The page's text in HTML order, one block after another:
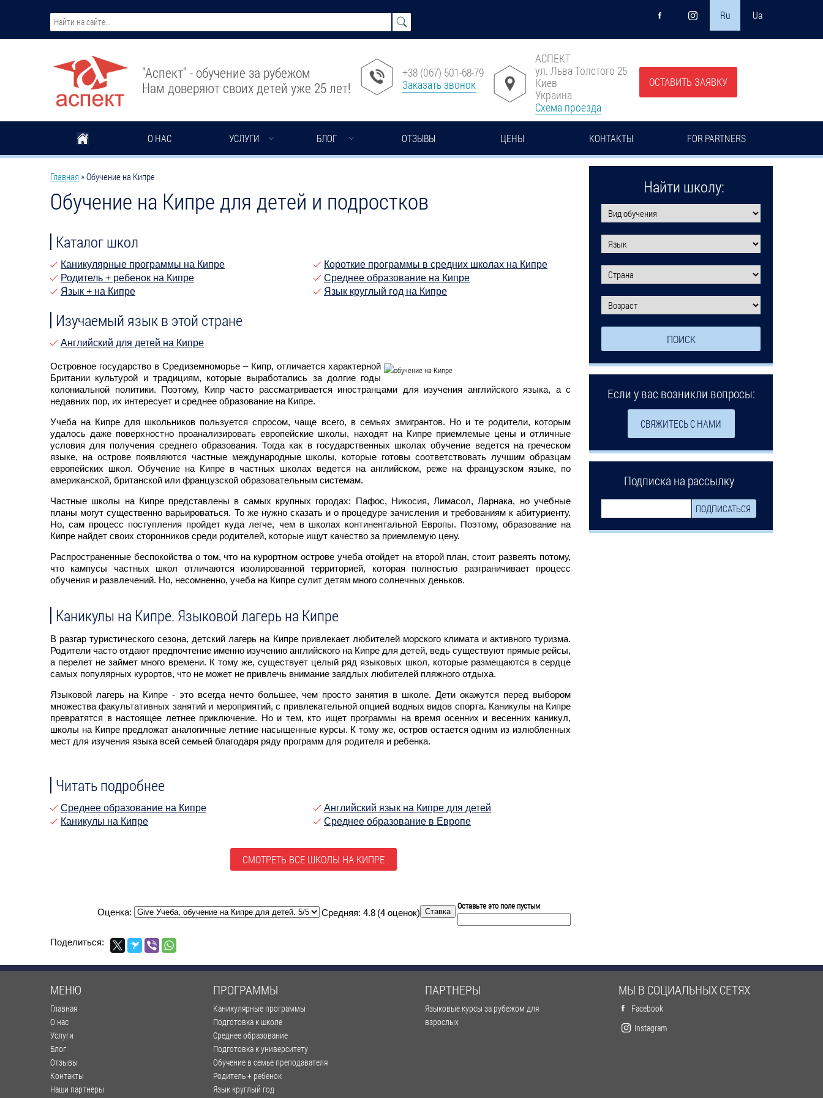
Ru Ua
"Аспект" - обучение за рубежом
Нам доверяют своих детей уже 25 лет!
+38 (067) 501-68-79
Заказать звонок
АСПЕКТ
ул. Льва Толстого 25
Киев
Украина
Схема проезда
ОСТАВИТЬ ЗАЯВКУ
О НАС УСЛУГИ БЛОГ ОТЗЫВЫ ЦЕНЫ КОНТАКТЫ FOR PARTNERS
Вы здесь
Главная »Обучение на Кипре
Обучение на Кипре для детей и подростков
Каталог школ
Каникулярные программы на Кипре
Короткие программы в средних школах на Кипре
Родитель + ребенок на Кипре
Среднее образование на Кипре
Язык + на Кипре
Язык круглый год на Кипре
Изучаемый язык в этой стране
Английский для детей на Кипре
Островное государство в Средиземноморье – Кипр, отличается характерной
Британии культурой и традициям, которые выработались за долгие годы
колониальной политики. Поэтому, Кипр часто рассматривается иностранцами для изучения английского языка, а с
недавних пор, их интересует и среднее образование на Кипре.
Учеба на Кипре для школьников пользуется спросом, чаще всего, в семьях эмигрантов. Но и те родители, которым
удалось даже поверхностно проанализировать европейские школы, находят на Кипре приемлемые цены и отличные
условия для получения среднего образования. Тогда как в государственных школах обучение ведется на греческом
языке, на острове появляются частные международные школы, которые готовы соответствовать лучшим образцам
европейских школ. Обучение на Кипре в частных школах ведется на английском, реже на французском языке, по
американской, британской или французской образовательным системам.
Частные школы на Кипре представлены в самых крупных городах: Пафос, Никосия, Лимасол, Ларнака, но учебные
планы могут существенно варьироваться. То же нужно сказать и о процедуре зачисления и требованиям к абитуриенту.
Но, сам процесс поступления пройдет куда легче, чем в школах континентальной Европы. Поэтому, образование на
Кипре найдет своих сторонников среди родителей, которые ищут качество за приемлемую цену.
Распространенные беспокойства о том, что на курортном острове учеба отойдет на второй план, стоит развеять потому,
что кампусы частных школ отличаются изолированной территорией, которая полностью разграничивает процесс
обучения и развлечений. Но, несомненно, учеба на Кипре сулит детям много солнечных деньков.
Каникулы на Кипре. Языковой лагерь на Кипре
В разгар туристического сезона, детский лагерь на Кипре привлекает любителей морского климата и активного туризма.
Родители часто отдают предпочтение именно изучению английского на Кипре для детей, ведь существуют прямые рейсы,
а перелет не займет много времени. К тому же, существует целый ряд языковых школ, которые размещаются в сердце
самых популярных курортов, что не может не привлечь внимание заядлых любителей пляжного отдыха.
Языковой лагерь на Кипре - это всегда нечто большее, чем просто занятия в школе. Дети окажутся перед выбором
множества факультативных занятий и мероприятий, с привлекательной опцией водных видов спорта. Каникулы на Кипре
превратятся в настоящее летнее приключение. Но и тем, кто ищет программы на время осенних и весенних каникул,
школы на Кипре предложат аналогичные летние насыщенные курсы. К тому же, остров остается одним из излюбленных
мест для изучения языка всей семьей благодаря ряду программ для родителя и ребенка.
Читать подробнее
Среднее образование на Кипре
Английский язык на Кипре для детей
Каникулы на Кипре
Среднее образование в Европе
СМОТРЕТЬ ВСЕ ШКОЛЫ НА КИПРЕ
Оценка: Средняя: 4.8 (4 оценок)
Оставьте это поле пустым
Поделиться:
Найти школу:
Если у вас возникли вопросы:
СВЯЖИТЕСЬ С НАМИ
Подписка на рассылку
МЕНЮ
Главная
О нас
Услуги
Блог
Отзывы
Контакты
Наши партнеры
ПРОГРАММЫ
Каникулярные программы
Подготовка к школе
Среднее образование
Подготовка к университету
Обучение в семье преподавателя
Родитель + ребенок
Язык круглый год
ПАРТНЕРЫ
Языковые курсы за рубежом для
взрослых
МЫ В СОЦИАЛЬНЫХ СЕТЯХ
Facebook
Instagram